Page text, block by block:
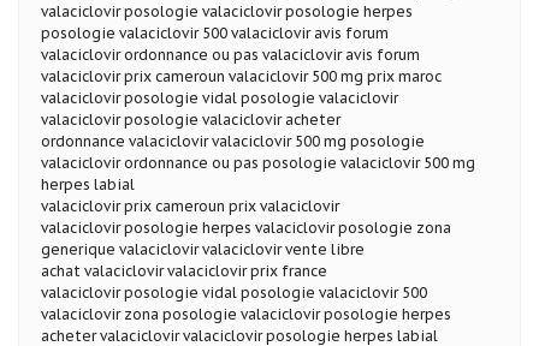
valaciclovir posologie valaciclovir posologie herpes
posologie valaciclovir 500 valaciclovir avis forum
valaciclovir ordonnance ou pas valaciclovir avis forum
valaciclovir prix cameroun valaciclovir 500 mg prix maroc
valaciclovir posologie vidal posologie valaciclovir
valaciclovir posologie valaciclovir acheter
ordonnance valaciclovir valaciclovir 500 mg posologie
valaciclovir ordonnance ou pas posologie valaciclovir 500 mg
herpes labial
valaciclovir prix cameroun prix valaciclovir
valaciclovir posologie herpes valaciclovir posologie zona
generique valaciclovir valaciclovir vente libre
achat valaciclovir valaciclovir prix france
valaciclovir posologie vidal posologie valaciclovir 500
valaciclovir zona posologie valaciclovir posologie herpes
acheter valaciclovir valaciclovir posologie herpes labial